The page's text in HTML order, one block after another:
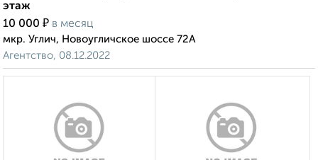
этаж
10 000 ₽ в месяц
мкр. Углич, Новоугличское шоссе 72А
Агентство, 08.12.2022